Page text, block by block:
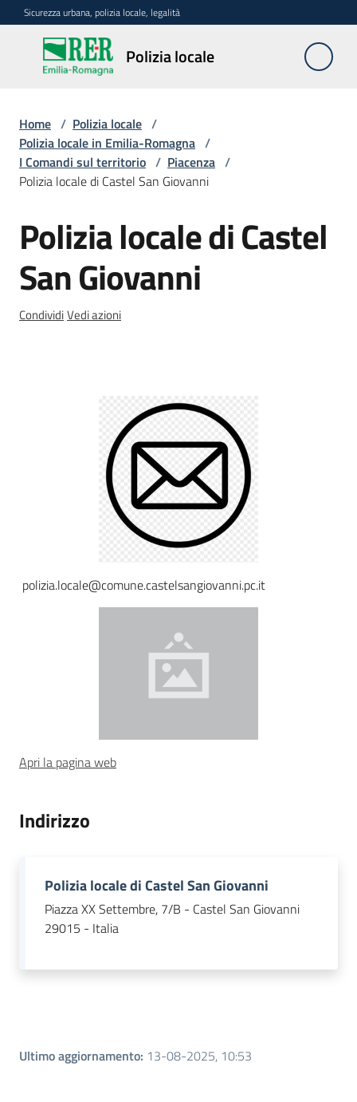
Vai al contenuto
Vai alla navigazione
Vai al footer
Sicurezza urbana, polizia locale, legalità
Polizia locale
Polizia
locale
La
polizia
locale
Romagna
Menu selezionato
Progetti
Sicurezza
urbana,
polizia
locale,
legalità
Piani Programmi
Home / Polizia locale /
Polizia locale in Emilia-Romagna /
I Comandi sul territorio / Piacenza /
Polizia locale di Castel San Giovanni
Salta al contenuto
Polizia locale di Castel
San Giovanni
CondividiVedi azioni
polizia.locale@comune.castelsangiovanni.pc.it
Apri la pagina web
Indirizzo
Polizia locale di Castel San Giovanni
Piazza XX Settembre, 7/B - Castel San Giovanni
29015 - Italia
Ultimo aggiornamento: 13-08-2025, 10:53